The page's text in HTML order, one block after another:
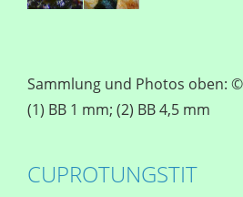
Sammlung und Photos oben:
(1) BB 1 mm; (2) BB 4,5 mm
CUPROTUNGSTIT